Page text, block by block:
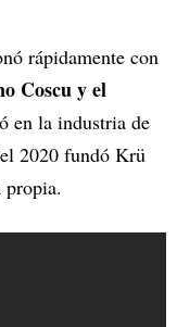
rápidamente con
Coscu y el
en la industria de
2020 fundó Krü
propia.